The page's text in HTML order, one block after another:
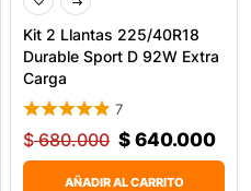
Kit 2 Llantas 225/40R18
Durable Sport D 92W Extra
Carga
7
$680.000 $ 640.000
AÑADIR AL CARRITO